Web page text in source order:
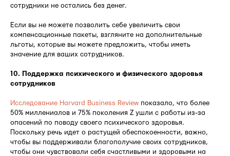
сотрудники не остались без денег.
Если вы не можете позволить себе увеличить свои
компенсационные пакеты, взгляните на дополнительные
льготы, которые вы можете предложить, чтобы иметь
значение для ваших сотрудников.
10. Поддержка психического и физического здоровья
сотрудников
Исследование Harvard Business Review показало, что более
50% миллениалов и 75% поколения Z ушли с работы из-за
опасений по поводу своего психического здоровья.
Поскольку речь идет о растущей обеспокоенности, важно,
чтобы вы поддерживали благополучие своих сотрудников,
чтобы они чувствовали себя счастливыми и здоровыми на